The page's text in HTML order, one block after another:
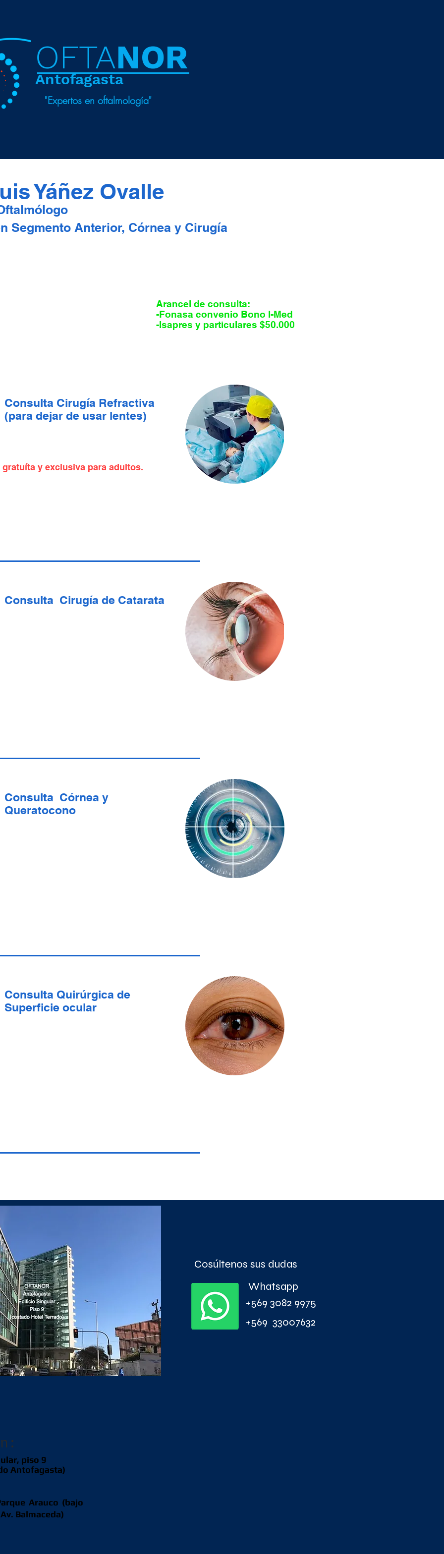
OFTANOR
Antofagasta
"Expertos en oftalmología"
Yáñez Ovalle
Segmento Anterior, Córnea y Cirugía
Arancel de consulta:
-Fonasa convenio Bono I-Med
-Isapres y particulares $50.000
Consulta Cirugía Refractiva
(para dejar de usar lentes)
y exclusiva para adultos.
Consulta Cirugía de Catarata
Consulta Córnea y
Queratocono
Consulta Quirúrgica de
Superficie ocular
Cosúltenos sus dudas
+569 3082 9975
+569 33007632
Whatsapp
piso 9
Antofagasta)
Arauco (bajo
Balmaceda)